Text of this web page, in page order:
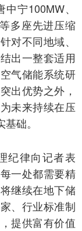
宁100MW、
多座先进压缩
对不同地域、
出一整套适用
气储能系统研
出优势之外，
未来持续在压
础。
纪律向记者表
一处都需要精
继续在地下储
、行业标准制
提供富有价值